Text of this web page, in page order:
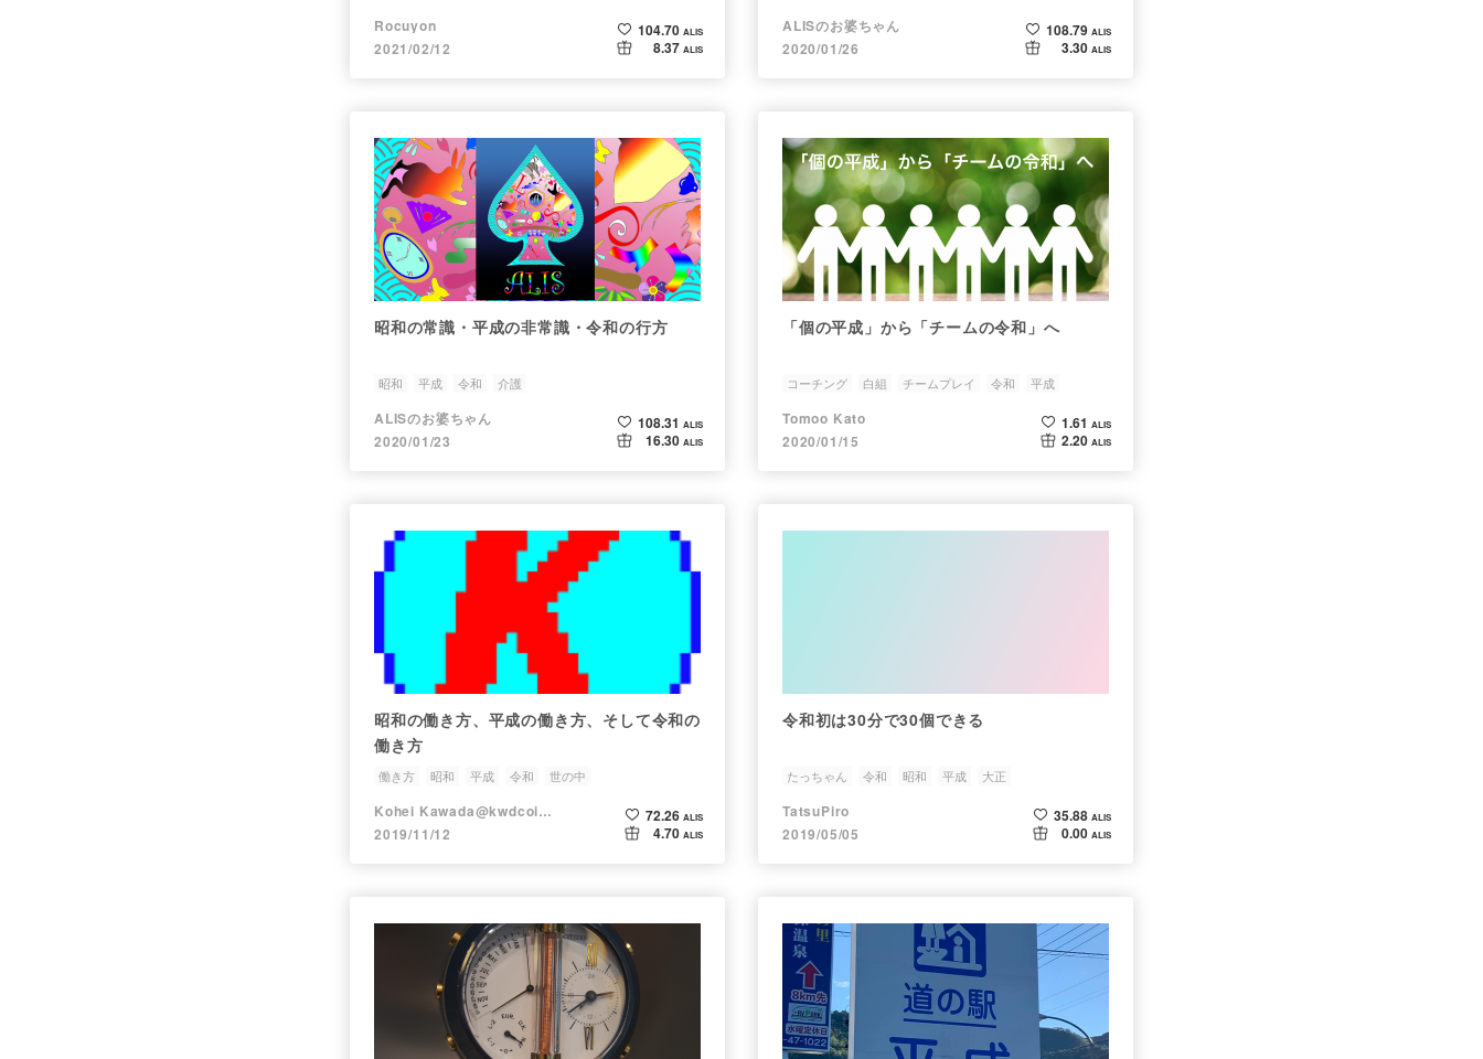
Rocuyon
2021/02/12
104.70 ALIS
8.37 ALIS
ALISのお婆ちゃん
2020/01/26
108.79 ALIS
3.30 ALIS
昭和の常識・平成の非常識・令和の行方
昭和 平成 令和 介護
ALISのお婆ちゃん
2020/01/23
108.31 ALIS
16.30 ALIS
「個の平成」から「チームの令和」へ
コーチング 白組 チームプレイ 令和 平成
Tomoo Kato
2020/01/15
1.61 ALIS
2.20 ALIS
昭和の働き方、平成の働き方、そして令和の
働き方
働き方 昭和 平成 令和 世の中
Kohei Kawada@kwdcoin.eth
2019/11/12
72.26 ALIS
4.70 ALIS
令和初は30分で30個できる
たっちゃん 令和 昭和 平成 大正
TatsuPiro
2019/05/05
35.88 ALIS
0.00 ALIS